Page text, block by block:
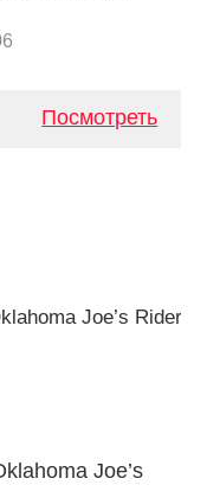
Посмотреть
Joe’s